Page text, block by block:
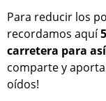
Para reducir los
recordamos aquí
carretera para
comparte y
oídos!